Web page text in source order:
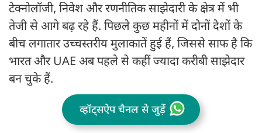
टेक्नोलॉजी, निवेश और रणनीतिक साझेदारी के क्षेत्र में भी
तेजी से आगे बढ़ रहे हैं. पिछले कुछ महीनों में दोनों देशों के
बीच लगातार उच्चस्तरीय मुलाकातें हुई हैं, जिससे साफ है कि
भारत और UAE अब पहले से कहीं ज्यादा करीबी साझेदार
बन चुके हैं.
व्हॉट्सऐप चैनल से जुड़ें